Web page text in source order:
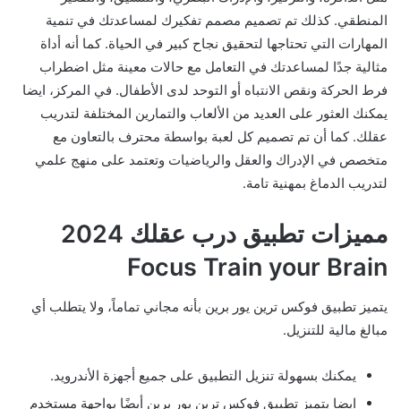
المنطقي. كذلك تم تصميم مصمم تفكيرك لمساعدتك في تنمية
المهارات التي تحتاجها لتحقيق نجاح كبير في الحياة. كما أنه أداة
مثالية جدًا لمساعدتك في التعامل مع حالات معينة مثل اضطراب
فرط الحركة ونقص الانتباه أو التوحد لدى الأطفال. في المركز، ايضا
يمكنك العثور على العديد من الألعاب والتمارين المختلفة لتدريب
عقلك. كما أن تم تصميم كل لعبة بواسطة محترف بالتعاون مع
متخصص في الإدراك والعقل والرياضيات وتعتمد على منهج علمي
لتدريب الدماغ بمهنية تامة.
مميزات تطبيق درب عقلك 2024
Focus Train your Brain
يتميز تطبيق فوكس ترين يور برين بأنه مجاني تماماً، ولا يتطلب أي
مبالغ مالية للتنزيل.
يمكنك بسهولة تنزيل التطبيق على جميع أجهزة الأندرويد.
ايضا يتميز تطبيق فوكس ترين يور برين أيضًا بواجهة مستخدم